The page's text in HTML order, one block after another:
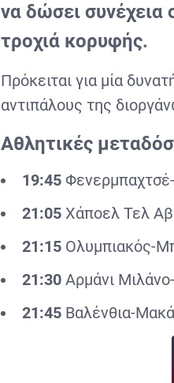
να δώσει συνέχεια
τροχιά κορυφής.
Πρόκειται για μία
αντιπάλους της
Αθλητικές
19:45
21:05 Χάποελ Τελ
21:15 Ολυμπιακός-
21:30 Αρμάνι
21:45 Βαλένθια-